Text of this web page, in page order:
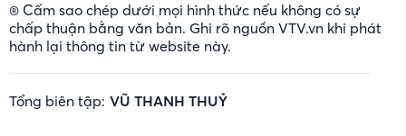
® Cấm sao chép dưới mọi hình thức nếu không có sự
chấp thuận bằng văn bản. Ghi rõ nguồn VTV.vn khi phát
hành lại thông tin từ website này.
Tổng biên tập: VŨ THANH THUỶ